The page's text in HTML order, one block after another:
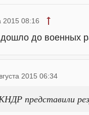
2015 08:16
до военных
2015 06:34
представили